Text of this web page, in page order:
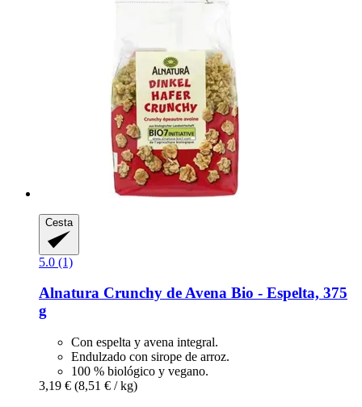
Cesta
5.0 (1)
Alnatura Crunchy de Avena Bio -​ Espelta, 375
g
Con espelta y avena integral.
Endulzado con sirope de arroz.
100 % biológico y vegano.
3,19 € (8,51 € / kg)